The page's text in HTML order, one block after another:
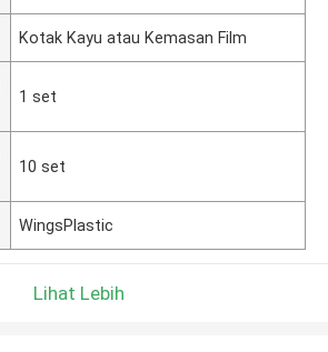
Kotak Kayu atau Kemasan Film
1 set
10 set
WingsPlastic
Lihat Lebih